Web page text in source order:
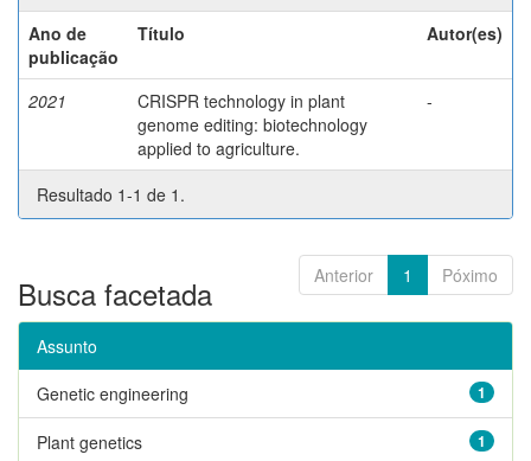
Ano de
publicação
Título Autor(es)
2021
CRISPR technology in plant
genome editing: biotechnology
applied to agriculture.
-
Resultado 1-1 de 1.
Anterior 1 Póximo
Busca facetada
Assunto
1
Genetic engineering
1
Plant genetics